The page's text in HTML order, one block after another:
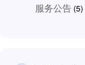
服务公告 (5)